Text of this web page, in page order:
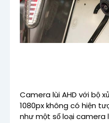
Camera lùi AHD với bộ
1080px không có hiện
như một số loại camera